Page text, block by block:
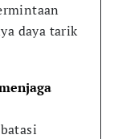
daya tarik